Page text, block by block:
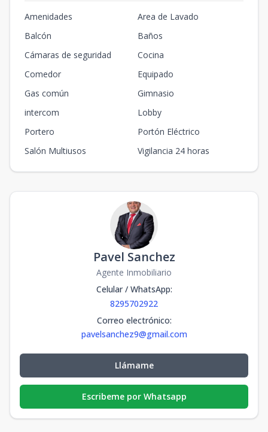
Amenidades
Area de Lavado
Balcón
Baños
Cámaras de seguridad
Cocina
Comedor
Equipado
Gas común
Gimnasio
intercom
Lobby
Portero
Portón Eléctrico
Salón Multiusos
Vigilancia 24 horas
Pavel Sanchez
Agente Inmobiliario
Celular / WhatsApp:
8295702922
Correo electrónico:
pavelsanchez9@gmail.com
Llámame
Escribeme por Whatsapp